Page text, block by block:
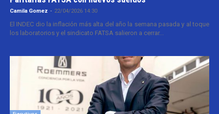
Camila Gomez - 22/04/2026 14:30
El INDEC dio la inflación más alta del año la semana pasada y al toque
los laboratorios y el sindicato FATSA salieron a cerrar...